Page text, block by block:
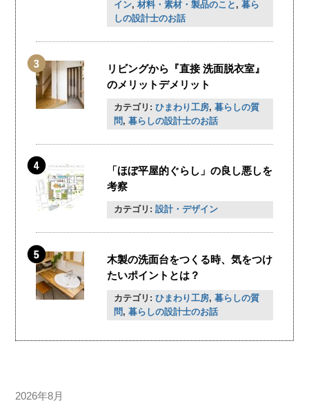
イン, 材料・素材・製品のこと , 暮ら
しの設計士のお話
リビングから『直接 洗面脱衣室』
のメリットデメリット
カテゴリ: ひまわり工房, 暮らしの質
問, 暮らしの設計士のお話
「ほぼ平屋的ぐらし」の良し悪しを
考察
カテゴリ: 設計・デザイン
木製の洗面台をつくる時、気をつけ
たいポイントとは？
カテゴリ: ひまわり工房, 暮らしの質
問, 暮らしの設計士のお話
2026年8月